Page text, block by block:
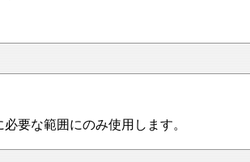
要な範囲にのみ使用します。